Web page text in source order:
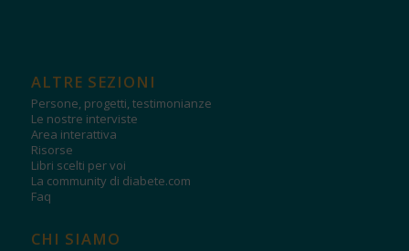
ALTRE SEZIONI
Persone, progetti, testimonianze
Le nostre interviste
Area interattiva
Risorse
Libri scelti per voi
La community di diabete.com
Faq
CHI SIAMO